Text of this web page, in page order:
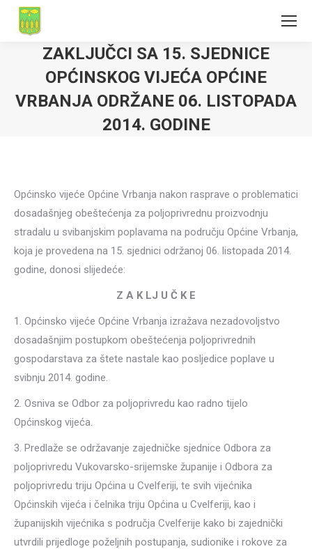
ZAKLJUČCI SA 15. SJEDNICE
OPĆINSKOG VIJEĆA OPĆINE
VRBANJA ODRŽANE 06. LISTOPADA
2014. GODINE
Općinsko vijeće Općine Vrbanja nakon rasprave o problematici
dosadašnjeg obeštećenja za poljoprivrednu proizvodnju
stradalu u svibanjskim poplavama na području Općine Vrbanja,
koja je provedena na 15. sjednici održanoj 06. listopada 2014.
godine, donosi slijedeće:
Z A K LJ U Č K E
1. Općinsko vijeće Općine Vrbanja izražava nezadovoljstvo
dosadašnjim postupkom obeštećenja poljoprivrednih
gospodarstava za štete nastale kao posljedice poplave u
svibnju 2014. godine.
2. Osniva se Odbor za poljoprivredu kao radno tijelo
Općinskog vijeća.
3. Predlaže se održavanje zajedničke sjednice Odbora za
poljoprivredu Vukovarsko-srijemske županije i Odbora za
poljoprivredu triju Općina u Cvelferiji, te svih vijećnika
Općinskih vijeća i čelnika triju Općina u Cvelferiji, kao i
županijskih vijećnika s područja Cvelferije kako bi zajednički
utvrdili prijedloge poželjnih postupanja, sudionike i rokove za